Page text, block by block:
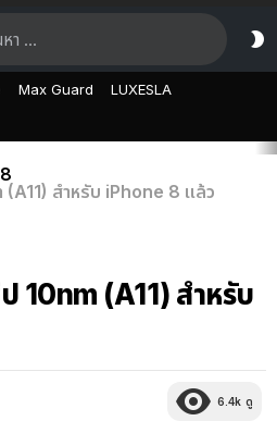
Max Guard LUXESLA
สำหรับ iPhone 8 แล้ว
10nm (A11) สำหรับ
6.4k ดู